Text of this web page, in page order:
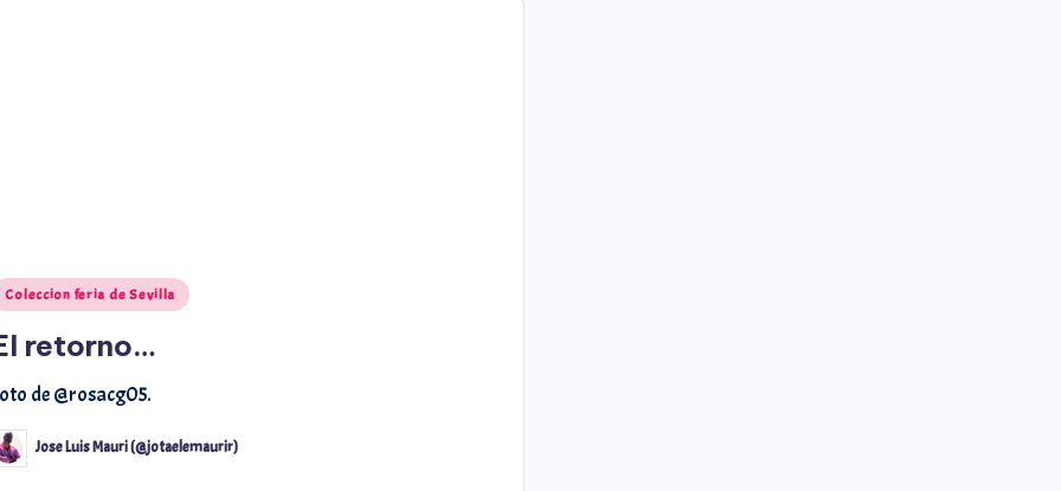
Coleccion feria de Sevilla
retorno…
de @rosacg05.
Jose Luis Mauri (@jotaelemaurir)